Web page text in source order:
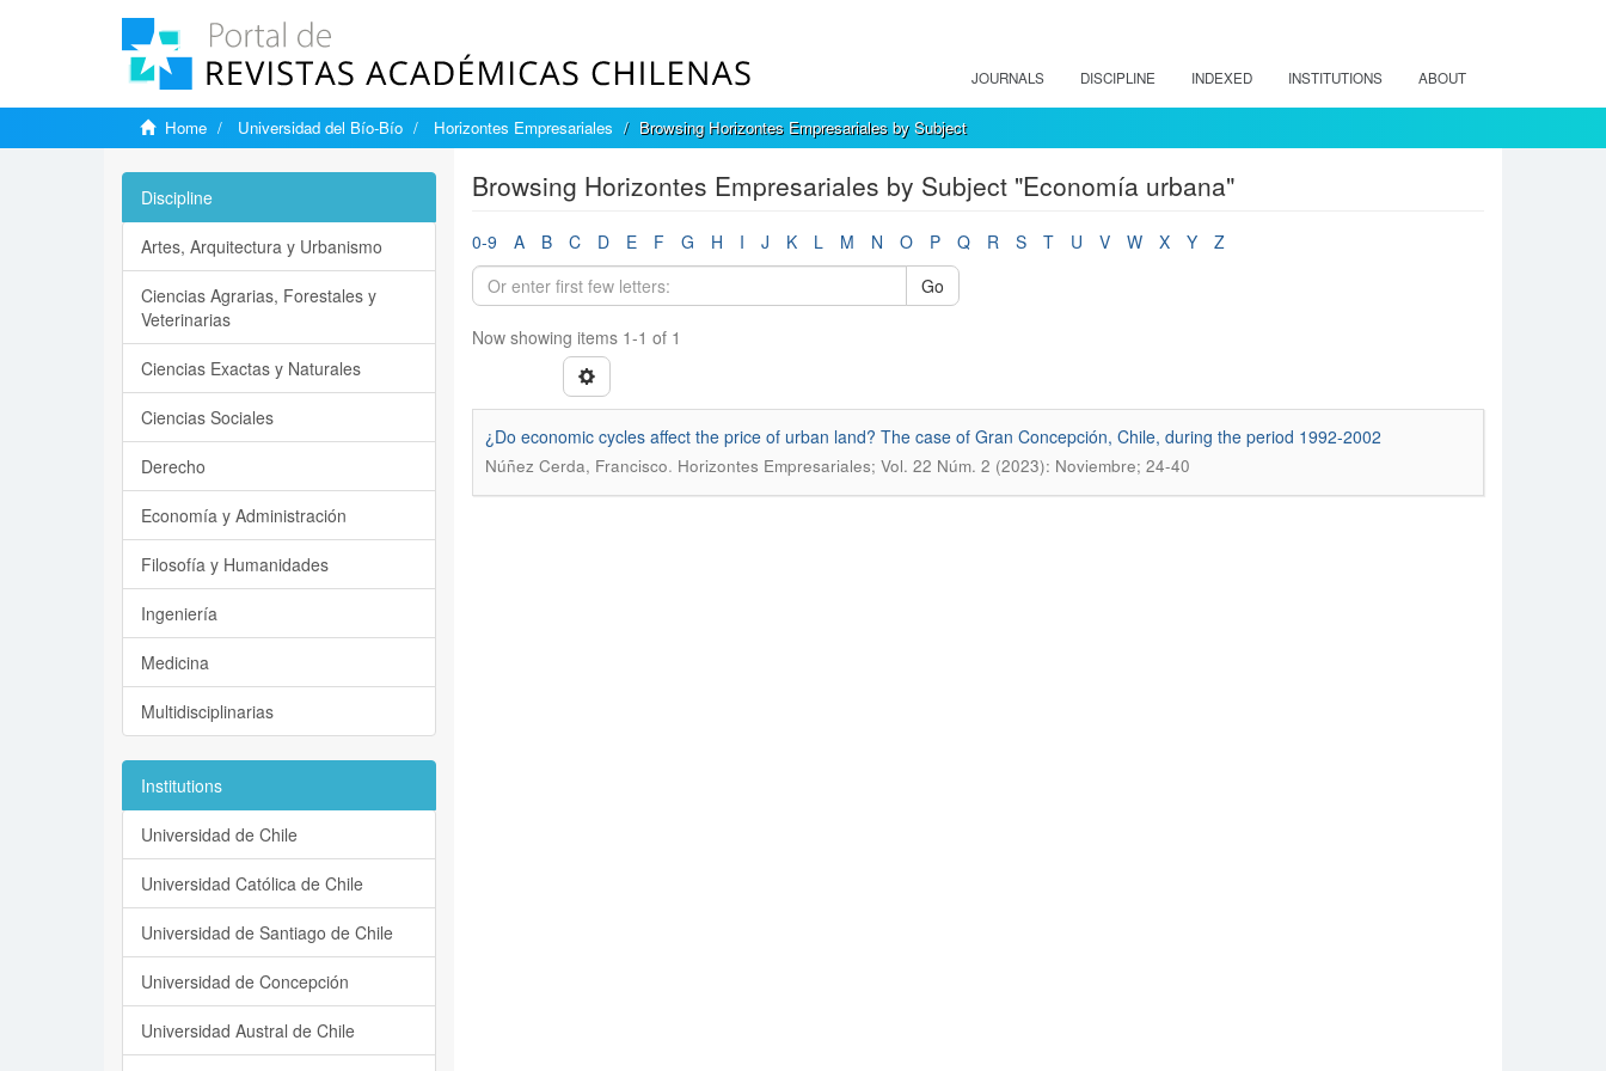
JOURNALS DISCIPLINE INDEXED INSTITUTIONS ABOUT
Home Universidad del Bío-Bío Horizontes Empresariales Browsing Horizontes Empresariales by Subject
Browsing Horizontes Empresariales by Subject "Economía urbana"
0-9 A B C D E F G H I J K L M N O P Q R S T U V W X Y
Z
Go
Now showing items 1-1 of 1
¿Do economic cycles affect the price of urban land? The case of Gran Concepción, Chile, during the period 1992-2002
Núñez Cerda, Francisco. Horizontes Empresariales; Vol. 22 Núm. 2 (2023): Noviembre; 24-40
Discipline
Artes, Arquitectura y Urbanismo
Ciencias Agrarias, Forestales y
Veterinarias
Ciencias Exactas y Naturales
Ciencias Sociales
Derecho
Economía y Administración
Filosofía y Humanidades
Ingeniería
Medicina
Multidisciplinarias
Institutions
Universidad de Chile
Universidad Católica de Chile
Universidad de Santiago de Chile
Universidad de Concepción
Universidad Austral de Chile